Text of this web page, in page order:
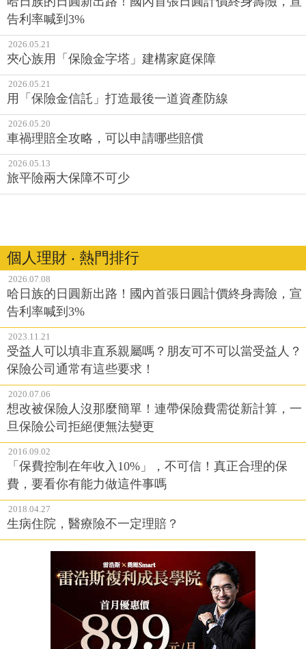
告利率喊到3%
2026.05.21
夾心族用「保險金字塔」建構家庭保障
2026.05.21
用「保險金信託」打造最後一道資產防線
2026.05.20
車禍理賠全攻略，可以申請哪些賠償
2026.05.13
旅平險兩大保障不可少
個人理財 ‧ 熱門排行
2026.07.08
哈日族的日圓新出路！國內首張日圓計價終身壽險，宣
告利率喊到3%
2023.11.21
受益人可以填非直系親屬嗎？朋友可不可以當受益人？
保險公司通常有這些要求！
2020.07.06
想改被保險人沒那麼簡單！連帶保險費需從新計算，一
旦保險公司拒絕便無法變更
2016.09.02
「保費控制在年收入10%」，不可信！真正合理的保
費，要看你有能力做這件事嗎
2018.04.27
生病住院，醫療險不一定理賠？